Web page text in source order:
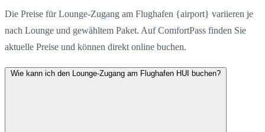
Die Preise für Lounge-Zugang am Flughafen {airport} variieren je
nach Lounge und gewähltem Paket. Auf ComfortPass finden Sie
aktuelle Preise und können direkt online buchen.
Wie kann ich den Lounge-Zugang am Flughafen HUI buchen?